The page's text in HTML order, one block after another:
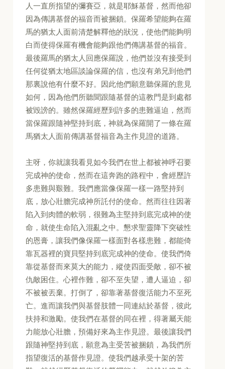
人一直所指望的彌賽亞，就是耶穌基督，然而他卻
因為傳講基督的福音而被捆鎖。保羅希望能夠在羅
馬的猶太人面前清楚解釋他的狀況，使他們能夠明
白而使得保羅有機會能夠跟他們傳講基督的福音。
最後羅馬的猶太人回應保羅說，他們並沒有接受到
任何從猶太地區談論保羅的信，也沒有弟兄到他們
那裏說他有什麼不好。因此他們願意聽保羅的意見
如何，因為他們所聽聞跟隨基督的這教門是到處都
被毀謗的。雖然保羅經歷到許多的患難逼迫，然而
當保羅跟隨神堅持到底，神就為保羅開了一條在羅
馬猶太人面前傳講基督福音為主作見證的道路。
主呀，你就讓我看見如今我們在世上都被神呼召要
完成神的使命，然而在這奔跑的路程中，會經歷許
多患難與艱難。我們應當像保羅一樣一路堅持到
底，放心壯膽完成神所託付的使命。然而往往因著
陷入到肉體的軟弱，很難為主堅持到底完成神的使
命，就使生命陷入混亂之中。懇求聖靈降下突破性
的恩膏，讓我們像保羅一樣面對各樣患難，都能倚
靠瓦器裡的寶貝堅持到底完成神的使命。使我們倚
靠從基督而來莫大的能力，縱使四面受敵，卻不被
仇敵困住。心裡作難，卻不至失望，遭人逼迫，卻
不被被丟棄。打倒了，卻靠著基督復活能力不至死
亡。進而讓我們與基督肢體一同連結於基督，彼此
扶持和激勵。使我們在基督的同在裡，得著屬天能
力能放心壯膽，預備好來為主作見證。最後讓我們
跟隨神堅持到底，願意為主受苦被捆鎖，為我們所
指望復活的基督作見證。使我們越承受十架的苦